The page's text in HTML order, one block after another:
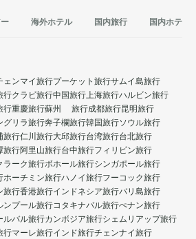
海外ホテル 国内旅行 国内ホテル
ェンマイ旅行プーケット旅行サムイ島旅行
行クラビ旅行中国旅行上海旅行ハルビン旅行
行重慶旅行蘇州 旅行成都旅行昆明旅行
グリラ旅行奔子欄旅行韓国旅行ソウル旅行
旅行仁川旅行大邱旅行台湾旅行台北旅行
旅行阿里山旅行台中旅行フィリピン旅行
ラーク旅行ボホール旅行シンガポール旅行
ホーチミン旅行ハノイ旅行フーコック旅行
旅行香港旅行インドネシア旅行バリ島旅行
ンプール旅行コタキナバル旅行ぺナン旅行
ルバル旅行カンボジア旅行シェムリアップ旅行
行マーレ旅行インド旅行チェンナイ旅行